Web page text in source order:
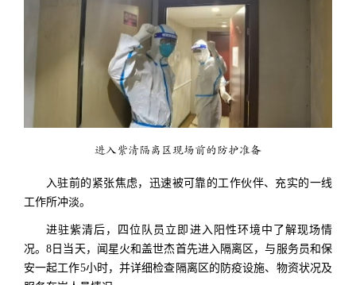
进入紫清隔离区现场前的防护准备
入驻前的紧张焦虑，迅速被可靠的工作伙伴、充实的一线
工作所冲淡。
进驻紫清后，四位队员立即进入阳性环境中了解现场情
况。8日当天，闻星火和盖世杰首先进入隔离区，与服务员和保
安一起工作5小时，并详细检查隔离区的防疫设施、物资状况及